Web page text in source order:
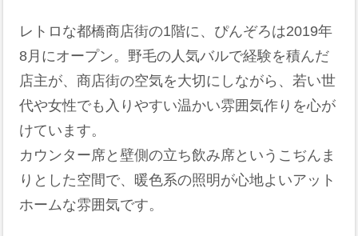
レトロな都橋商店街の1階に、ぴんぞろは2019年
8月にオープン。野毛の人気バルで経験を積んだ
店主が、商店街の空気を大切にしながら、若い世
代や女性でも入りやすい温かい雰囲気作りを心が
けています。
カウンター席と壁側の立ち飲み席というこぢんま
りとした空間で、暖色系の照明が心地よいアット
ホームな雰囲気です。